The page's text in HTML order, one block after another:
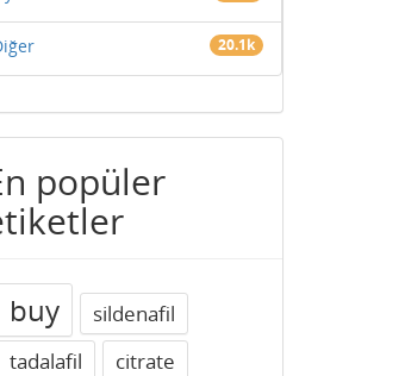
20.1k
popüler
buy
sildenafil
tadalafil
citrate